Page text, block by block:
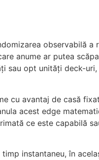
observabilă a
anume ar putea
sau opt unități deck-
cu avantaj de casă
acest edge
ce este capabilă
instantaneu, în